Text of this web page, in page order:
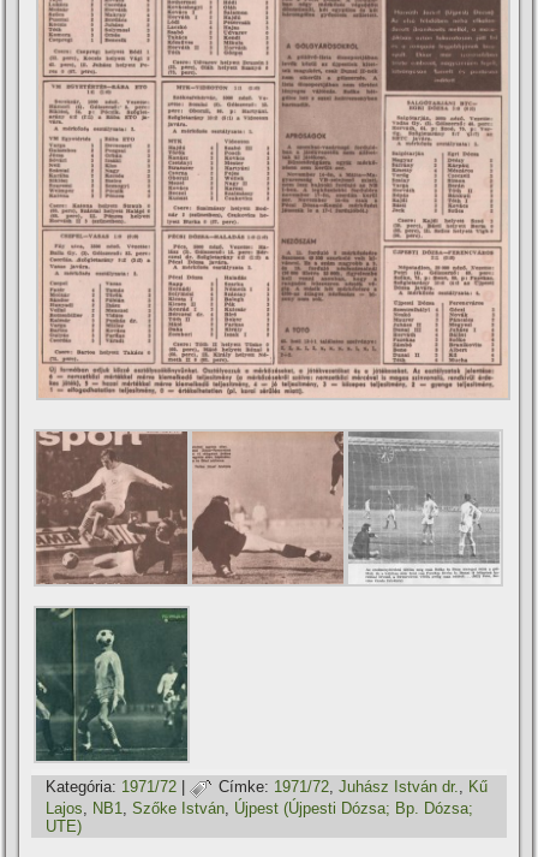
Kategória: 1971/72 | Címke: 1971/72,Juhász István dr., Kű
Lajos, NB1,Szőke István, Újpest (Újpesti Dózsa; Bp. Dózsa;
UTE)